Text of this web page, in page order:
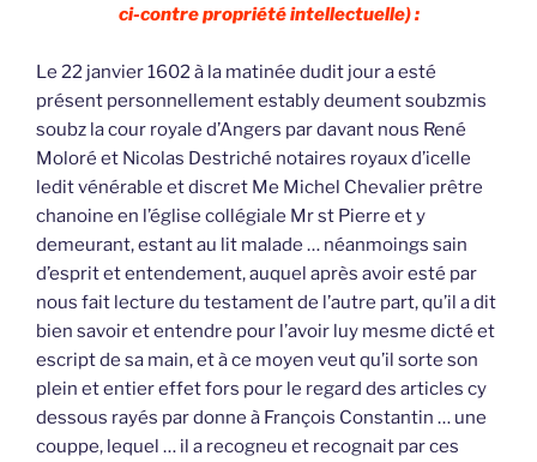
ci-contre propriété intellectuelle) :
Le 22 janvier 1602 à la matinée dudit jour a esté
présent personnellement estably deument soubzmis
soubz la cour royale d’Angers par davant nous René
Moloré et Nicolas Destriché notaires royaux d’icelle
ledit vénérable et discret Me Michel Chevalier prêtre
chanoine en l’église collégiale Mr st Pierre et y
demeurant, estant au lit malade … néanmoings sain
d’esprit et entendement, auquel après avoir esté par
nous fait lecture du testament de l’autre part, qu’il a dit
bien savoir et entendre pour l’avoir luy mesme dicté et
escript de sa main, et à ce moyen veut qu’il sorte son
plein et entier effet fors pour le regard des articles cy
dessous rayés par donne à François Constantin … une
couppe, lequel … il a recogneu et recognait par ces